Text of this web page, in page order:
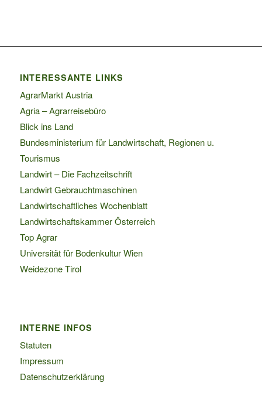
INTERESSANTE LINKS
AgrarMarkt Austria
Agria – Agrarreisebüro
Blick ins Land
Bundesministerium für Landwirtschaft, Regionen u.
Tourismus
Landwirt – Die Fachzeitschrift
Landwirt Gebrauchtmaschinen
Landwirtschaftliches Wochenblatt
Landwirtschaftskammer Österreich
Top Agrar
Universität für Bodenkultur Wien
Weidezone Tirol
INTERNE INFOS
Statuten
Impressum
Datenschutzerklärung